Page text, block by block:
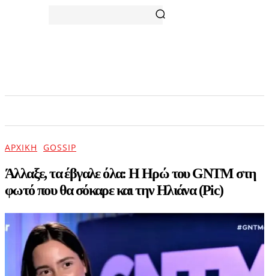
ΑΡΧΙΚΉ GOSSIP
Άλλαξε, τα έβγαλε όλα: H Ηρώ του GNTM στη
φωτό που θα σόκαρε και την Ηλιάνα (Pic)